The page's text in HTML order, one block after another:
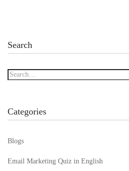
Search
Categories
Blogs
Email Marketing Quiz in English